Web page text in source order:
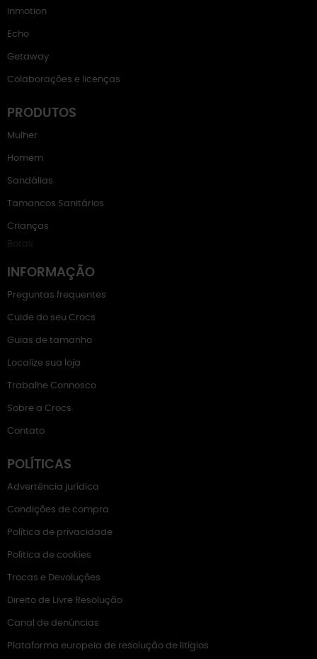
Inmotion
Echo
Getaway
Colaborações e licenças
PRODUTOS
Mulher
Homem
Sandálias
Tamancos Sanitários
Crianças
Botas
INFORMAÇÃO
Preguntas frequentes
Cuide do seu Crocs
Guias de tamanho
Localize sua loja
Trabalhe Connosco
Sobre a Crocs
Contato
POLÍTICAS
Advertência jurídica
Condições de compra
Política de privacidade
Política de cookies
Trocas e Devoluções
Direito de Livre Resolução
Canal de denúncias
Plataforma europeia de resolução de litígios